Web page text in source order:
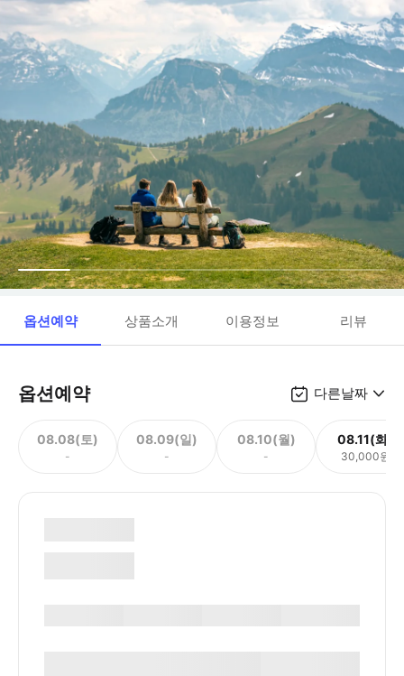
옵션예약 상품소개 이용정보 리뷰
옵션예약 다른날짜
08.08(토)
-
08.09(일)
-
08.10(월)
-
08.11(화)
30,000원